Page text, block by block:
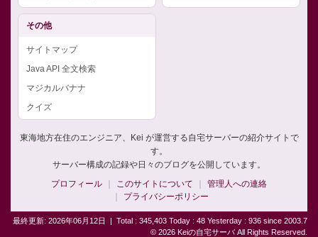
その他
サイトマップ
Java API 全文検索
マジカルバナナ
クイズ
東海地方在住のエンジニア、Kei が運営する自宅サーバーの紹介サイトで
す。
サーバー構成の記録や日々のブログを公開しています。
プロフィール
このサイトについて
管理人への連絡
プライバシーポリシー
最終更新: 2026年06月12日 | Total : 345,403 Today : 48 Yesterday : 936 since 2003.7
© 2026 Keiの自宅サーバ All Rights Reserved.